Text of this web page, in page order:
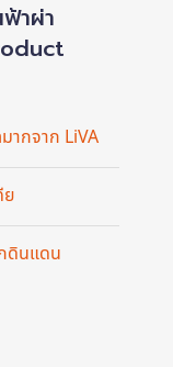
าผ่า
ากจาก LiVA
ย
ดินแดน